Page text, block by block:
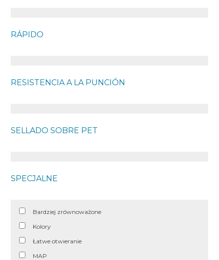
RÁPIDO
RESISTENCIA A LA PUNCIÓN
SELLADO SOBRE PET
SPECJALNE
Bardziej zrównoważone
Kolory
Łatwe otwieranie
MAP